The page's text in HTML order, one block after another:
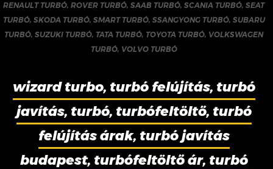
RENAULT TURBÓ,ROVER TURBÓ,SAAB TURBÓ,SCANIA TURBÓ,SEAT
TURBÓ, SKODA TURBÓ, SMART TURBÓ, SSANGYONG TURBÓ, SUBARU
TURBÓ,SUZUKI TURBÓ, TATA TURBÓ, TOYOTA TURBÓ, VOLKSWAGEN
TURBÓ, VOLVO TURBÓ
wizard turbo, turbó felújítás, turbó
javítás, turbó, turbófeltöltő, turbó
felújítás árak, turbó javítás
budapest, turbófeltöltő ár, turbó